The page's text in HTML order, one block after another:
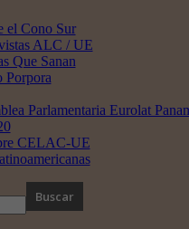
el Cono Sur
ALC / UE
Que Sanan
Porpora
Parlamentaria Eurolat
CELAC-UE